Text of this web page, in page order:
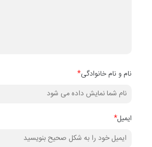
نام و نام خانوادگی*
ایمیل*